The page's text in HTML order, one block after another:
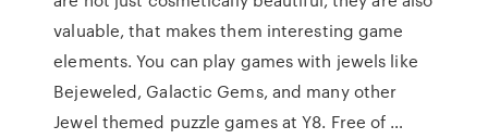
valuable, that makes them interesting game
elements. You can play games with jewels like
Bejeweled, Galactic Gems, and many other
Jewel themed puzzle games at Y8. Free of …